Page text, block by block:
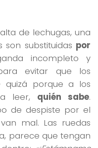
de lechugas, una
substituidas por
incompleto y
evitar que los
quizá porque a los
leer, quién sabe.
de despiste por el
mal. Las ruedas
parece que tengan